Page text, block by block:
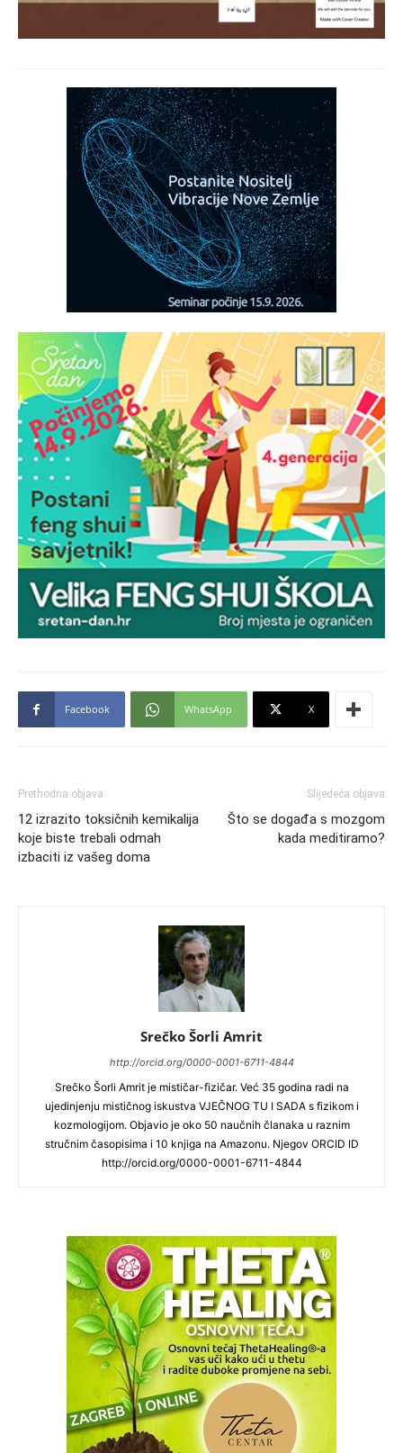
Facebook WhatsApp X
Prethodna objava
12 izrazito toksičnih kemikalija
koje biste trebali odmah
izbaciti iz vašeg doma
Slijedeća objava
Što se događa s mozgom
kada meditiramo?
Srečko Šorli Amrit
http://orcid.org/0000-0001-6711-4844
Srečko Šorli Amrit je mističar-fizičar. Već 35 godina radi na
ujedinjenju mističnog iskustva VJEČNOG TU I SADA s fizikom i
kozmologijom. Objavio je oko 50 naučnih članaka u raznim
stručnim časopisima i 10 knjiga na Amazonu. Njegov ORCID ID
http://orcid.org/0000-0001-6711-4844